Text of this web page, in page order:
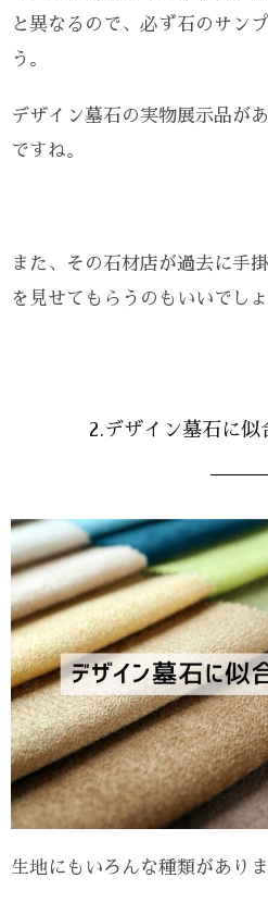
と異なるので、必ず石のサン
う。
デザイン墓石の実物展示品が
ですね。
また、その石材店が過去に手
を見せてもらうのもいいでしょ
2.デザイン墓石に似
生地にもいろんな種類がありま